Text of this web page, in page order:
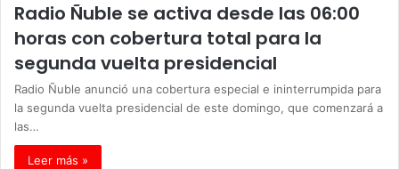
Radio Ñuble se activa desde las 06:00
horas con cobertura total para la
segunda vuelta presidencial
Radio Ñuble anunció una cobertura especial e ininterrumpida para
la segunda vuelta presidencial de este domingo, que comenzará a
las…
Leer más »